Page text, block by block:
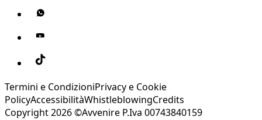
Termini e CondizioniPrivacy e Cookie
PolicyAccessibilitàWhistleblowingCredits
Copyright 2026 ©Avvenire P.Iva 00743840159